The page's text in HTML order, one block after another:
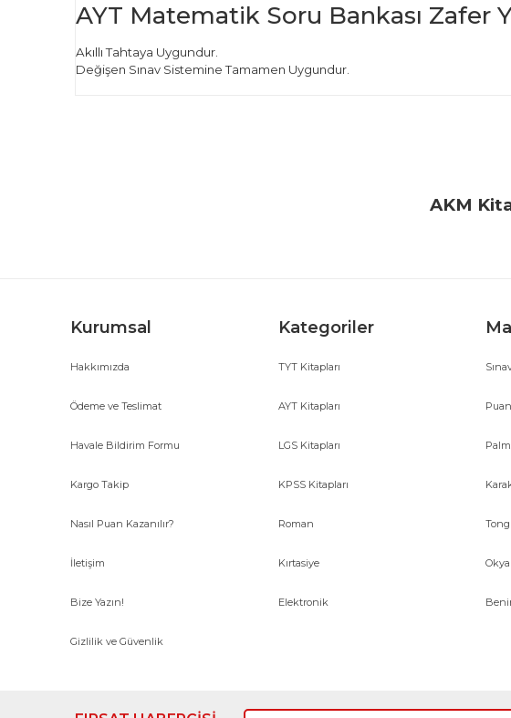
AYT Matematik Soru Bankası Zafer
Akıllı Tahtaya Uygundur.
Değişen Sınav Sistemine Tamamen Uygundur.
AKM
Kurumsal
Hakkımızda
Ödeme ve Teslimat
Havale Bildirim Formu
Kargo Takip
Nasıl Puan Kazanılır?
İletişim
Bize Yazın!
Gizlilik ve Güvenlik
Kategoriler
TYT Kitapları
AYT Kitapları
LGS Kitapları
KPSS Kitapları
Roman
Kırtasiye
Elektronik